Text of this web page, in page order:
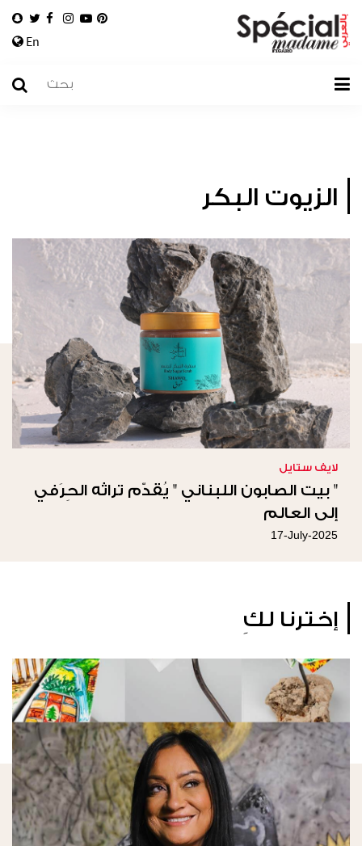
En
الزيوت البكر
لايف ستايل
" بيت الصابون اللبناني " يُقدّم تراثه الحِرَفي
إلى العالم
17-July-2025
إخترنا لكِ